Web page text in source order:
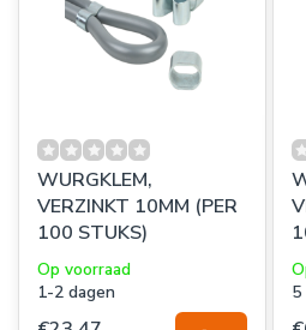
WURGKLEM,
VERZINKT 10MM (PER
100 STUKS)
Op voorraad
1-2 dagen
5